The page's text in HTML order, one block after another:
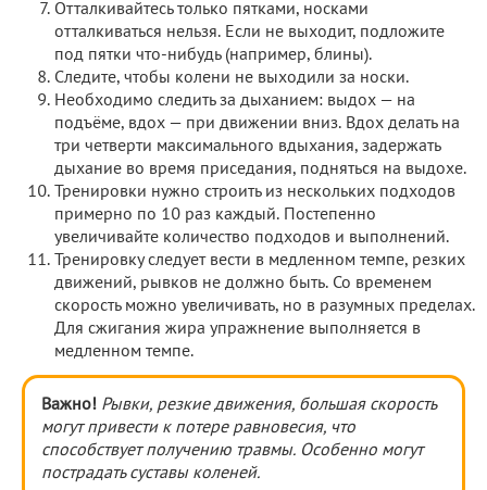
Отталкивайтесь только пятками, носками
отталкиваться нельзя. Если не выходит, подложите
под пятки что-нибудь (например, блины).
Следите, чтобы колени не выходили за носки.
Необходимо следить за дыханием: выдох — на
подъёме, вдох — при движении вниз. Вдох делать на
три четверти максимального вдыхания, задержать
дыхание во время приседания, подняться на выдохе.
Тренировки нужно строить из нескольких подходов
примерно по 10 раз каждый. Постепенно
увеличивайте количество подходов и выполнений.
Тренировку следует вести в медленном темпе, резких
движений, рывков не должно быть. Со временем
скорость можно увеличивать, но в разумных пределах.
Для сжигания жира упражнение выполняется в
медленном темпе.
Важно! Рывки, резкие движения, большая скорость
могут привести к потере равновесия, что
способствует получению травмы. Особенно могут
пострадать суставы коленей.